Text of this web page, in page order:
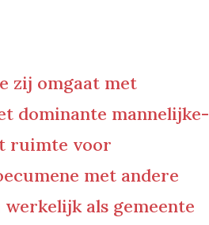
zij omgaat met
dominante mannelijke-
ruimte voor
met andere
als gemeente